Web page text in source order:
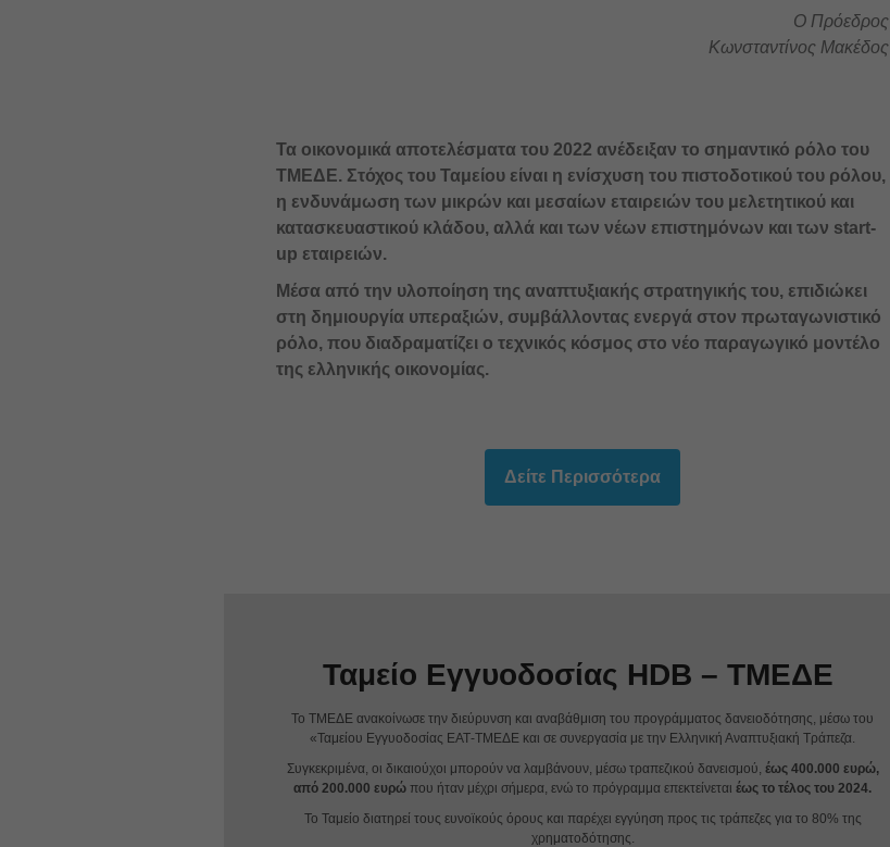
O Πρόεδρος
Κωνσταντίνος Μακέδος
Τα οικονομικά αποτελέσματα του 2022 ανέδειξαν το σημαντικό ρόλο του
ΤΜΕΔΕ. Στόχος του Ταμείου είναι η ενίσχυση του πιστοδοτικού του ρόλου,
η ενδυνάμωση των μικρών και μεσαίων εταιρειών του μελετητικού και
κατασκευαστικού κλάδου, αλλά και των νέων επιστημόνων και των start-
up εταιρειών.
Μέσα από την υλοποίηση της αναπτυξιακής στρατηγικής του, επιδιώκει
στη δημιουργία υπεραξιών, συμβάλλοντας ενεργά στον πρωταγωνιστικό
ρόλο, που διαδραματίζει ο τεχνικός κόσμος στο νέο παραγωγικό μοντέλο
της ελληνικής οικονομίας.
Δείτε Περισσότερα
Ταμείο Εγγυοδοσίας HDB – ΤΜΕΔΕ
Το ΤΜΕΔΕ ανακοίνωσε την διεύρυνση και αναβάθμιση του προγράμματος δανειοδότησης, μέσω του
«Ταμείου Εγγυοδοσίας ΕΑΤ-ΤΜΕΔΕ και σε συνεργασία με την Ελληνική Αναπτυξιακή Τράπεζα.
Συγκεκριμένα, οι δικαιούχοι μπορούν να λαμβάνουν, μέσω τραπεζικού δανεισμού, έως 400.000 ευρώ,
από 200.000 ευρώπου ήταν μέχρι σήμερα, ενώ το πρόγραμμα επεκτείνεται έως το τέλος του 2024.
Το Ταμείο διατηρεί τους ευνοϊκούς όρους και παρέχει εγγύηση προς τις τράπεζες για το 80% της
χρηματοδότησης.